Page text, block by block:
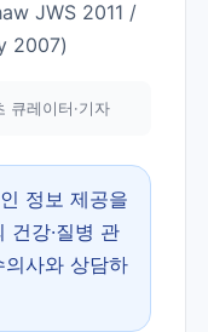
JWS 2011 /
2007)
큐레이터·기자
정보 제공을
건강·질병 관
사와 상담하